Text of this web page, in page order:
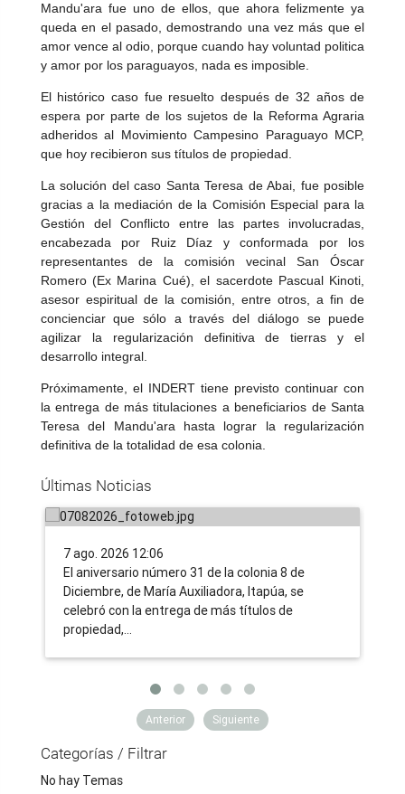
Mandu'ara fue uno de ellos, que ahora felizmente ya
queda en el pasado, demostrando una vez más que el
amor vence al odio, porque cuando hay voluntad politica
y amor por los paraguayos, nada es imposible.
El histórico caso fue resuelto después de 32 años de
espera por parte de los sujetos de la Reforma Agraria
adheridos al Movimiento Campesino Paraguayo MCP,
que hoy recibieron sus títulos de propiedad.
La solución del caso Santa Teresa de Abai, fue posible
gracias a la mediación de la Comisión Especial para la
Gestión del Conflicto entre las partes involucradas,
encabezada por Ruiz Díaz y conformada por los
representantes de la comisión vecinal San Óscar
Romero (Ex Marina Cué), el sacerdote Pascual Kinoti,
asesor espiritual de la comisión, entre otros, a fin de
concienciar que sólo a través del diálogo se puede
agilizar la regularización definitiva de tierras y el
desarrollo integral.
Próximamente, el INDERT tiene previsto continuar con
la entrega de más titulaciones a beneficiarios de Santa
Teresa del Mandu'ara hasta lograr la regularización
definitiva de la totalidad de esa colonia.
Últimas Noticias
Tras 31 años de lucha, familias
campesinas de Itapúa acceden a la
ruralidad impulsada por el Gobierno
7 ago. 2026 12:06
​El aniversario número 31 de la colonia 8 de
Diciembre, de María Auxiliadora, Itapúa, se
celebró con la entrega de más títulos de
propiedad,…
Anterior Siguiente
Categorías / Filtrar
No hay Temas